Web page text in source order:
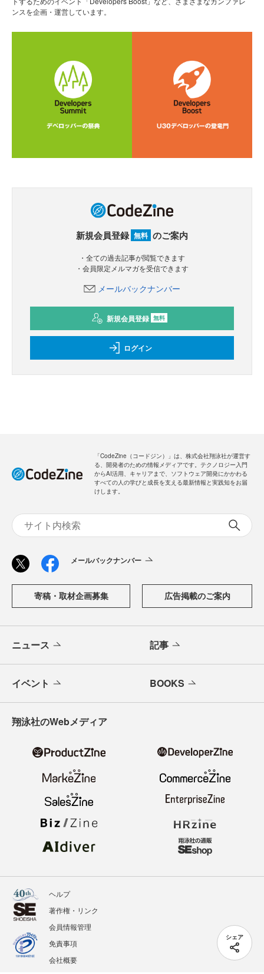
シェア
ンスを企画・運営しています。
新規会員登録 無料 のご案内
・全ての過去記事が閲覧できます
・会員限定メルマガを受信できます
メールバックナンバー
新規会員登録 無料
ログイン
「CodeZine（コードジン）」は、株式会社翔泳社が運営す
る、開発者のための情報メディアです。テクノロジー入門
からAI活用、キャリアまで、ソフトウェア開発にかかわる
すべての人の学びと成長を支える最新情報と実践知をお届
けします。
メールバックナンバー
寄稿・取材企画募集 広告掲載のご案内
ニュース 記事
イベント BOOKS
翔泳社のWebメディア
ヘルプ
著作権・リンク
会員情報管理
免責事項
会社概要